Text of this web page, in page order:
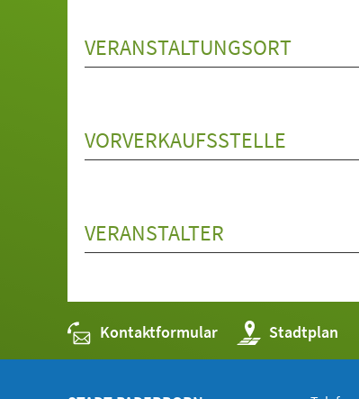
VERANSTALTUNGSORT
VORVERKAUFSSTELLE
VERANSTALTER
Kontaktformular Stadtplan
(Öffnet
in
einem